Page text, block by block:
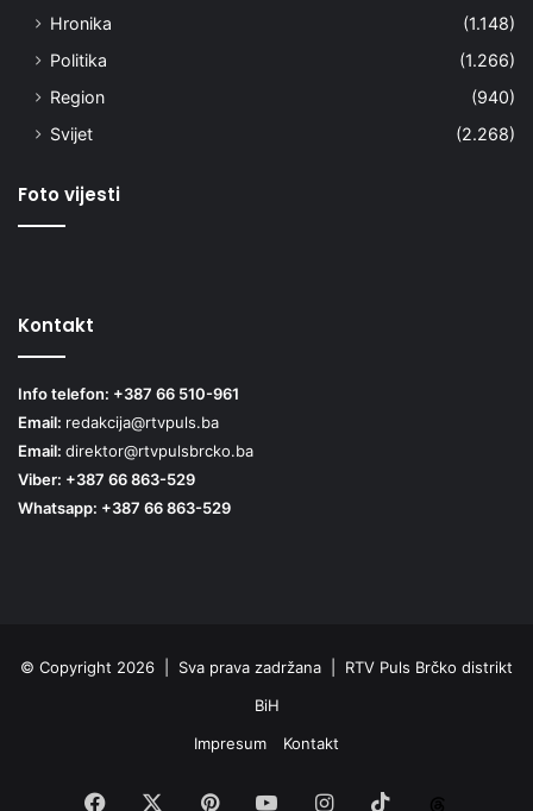
Hronika
(1.148)
Politika
(1.266)
Region
(940)
Svijet
(2.268)
Foto vijesti
Kontakt
Info telefon: +387 66 510-961
Email: redakcija@rtvpuls.ba
Email: direktor@rtvpulsbrcko.ba
Viber: +387 66 863-529
Whatsapp: +387 66 863-529
© Copyright 2026 | Sva prava zadržana | RTV Puls Brčko distrikt
BiH
Impresum
Kontakt
Facebook PinterestYouTubeInstagram
TikTok